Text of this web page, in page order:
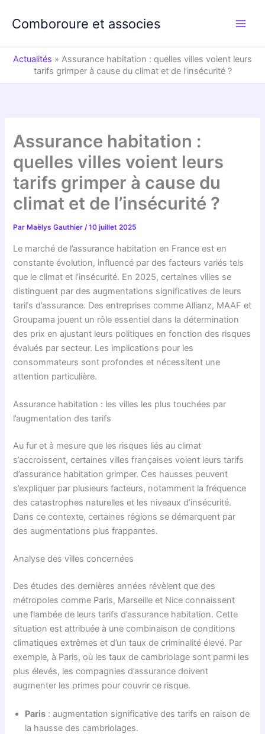
Comboroure et associes
Actualités » Assurance habitation : quelles villes voient leurs
tarifs grimper à cause du climat et de l’insécurité ?
Assurance habitation :
quelles villes voient leurs
tarifs grimper à cause du
climat et de l’insécurité ?
Par Maëlys Gauthier/10 juillet 2025
Le marché de l’assurance habitation en France est en
constante évolution, influencé par des facteurs variés tels
que le climat et l’insécurité. En 2025, certaines villes se
distinguent par des augmentations significatives de leurs
tarifs d’assurance. Des entreprises comme Allianz, MAAF et
Groupama jouent un rôle essentiel dans la détermination
des prix en ajustant leurs politiques en fonction des risques
évalués par secteur. Les implications pour les
consommateurs sont profondes et nécessitent une
attention particulière.
Assurance habitation : les villes les plus touchées par
l’augmentation des tarifs
Au fur et à mesure que les risques liés au climat
s’accroissent, certaines villes françaises voient leurs tarifs
d’assurance habitation grimper. Ces hausses peuvent
s’expliquer par plusieurs facteurs, notamment la fréquence
des catastrophes naturelles et les niveaux d’insécurité.
Dans ce contexte, certaines régions se démarquent par
des augmentations plus frappantes.
Analyse des villes concernées
Des études des dernières années révèlent que des
métropoles comme Paris, Marseille et Nice connaissent
une flambée de leurs tarifs d’assurance habitation. Cette
situation est attribuée à une combinaison de conditions
climatiques extrêmes et d’un taux de criminalité élevé. Par
exemple, à Paris, où les taux de cambriolage sont parmi les
plus élevés, les compagnies d’assurance doivent
augmenter les primes pour couvrir ce risque.
Paris : augmentation significative des tarifs en raison de
la hausse des cambriolages.